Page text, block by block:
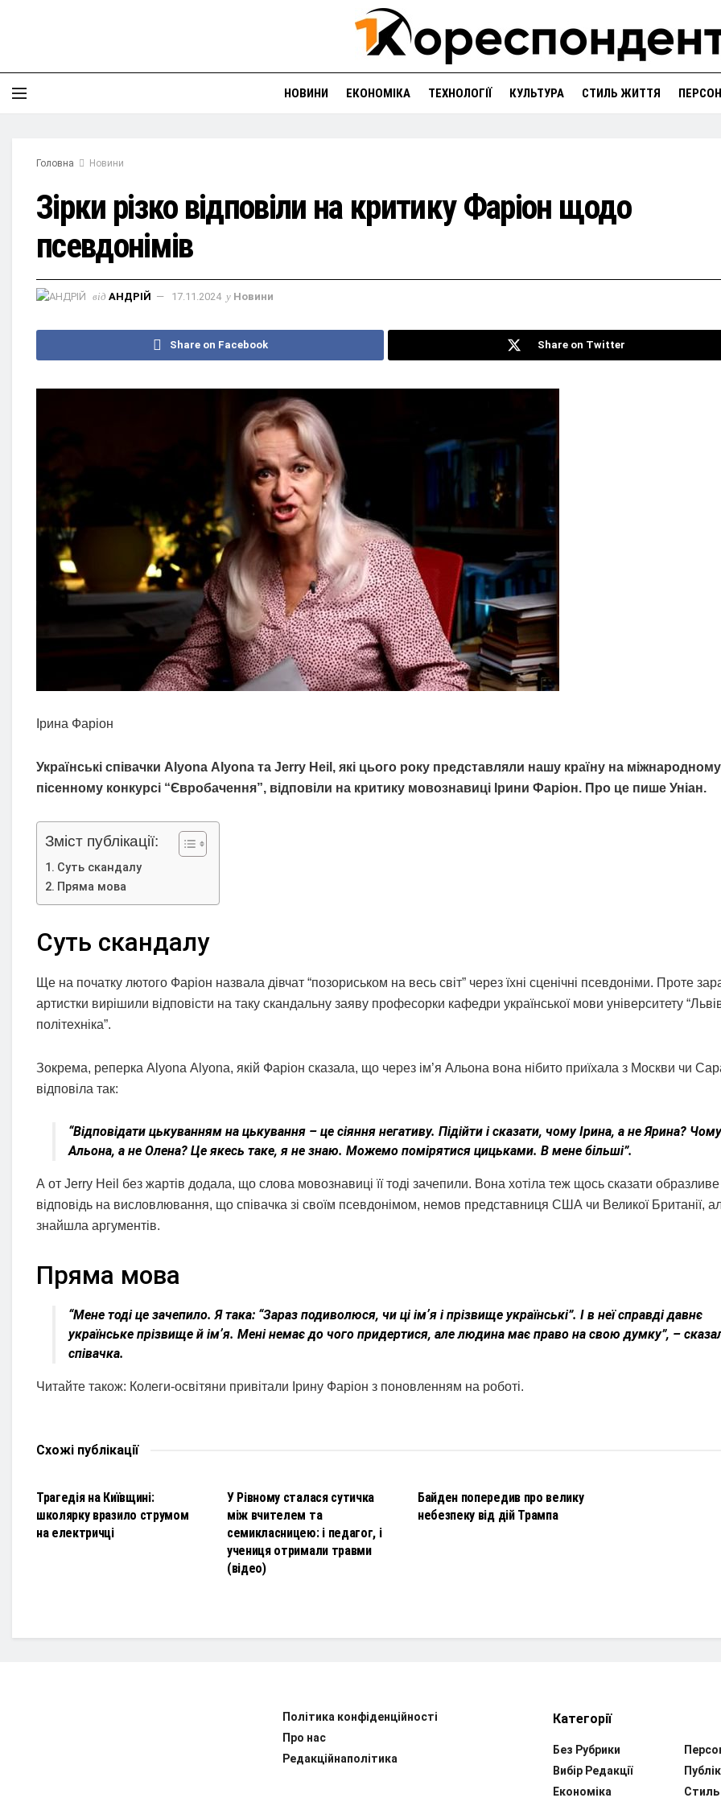
НОВИНИ ЕКОНОМІКА ТЕХНОЛОГІЇ КУЛЬТУРА СТИЛЬ ЖИТТЯ
Головна Новини
Зірки різко відповіли на критику Фаріон щодо
псевдонімів
від АНДРІЙ 17.11.2024 у Новини
Share on Facebook Share on Twitter
Ірина Фаріон
Українські співачки Аlyona Аlyona та Jerry Heil, які цього року представляли нашу країну на міжнародному
пісенному конкурсі “Євробачення”, відповіли на критику мовознавиці Ірини Фаріон. Про це пише Уніан.
Зміст публікації:
Суть скандалу
Пряма мова
Суть скандалу
Ще на початку лютого Фаріон назвала дівчат “позориськом на весь світ” через їхні сценічні псевдоніми. Проте
артистки вирішили відповісти на таку скандальну заяву професорки кафедри української мови університету
політехніка”.
Зокрема, реперка Аlyona Аlyona, якій Фаріон сказала, що через ім’я Альона вона нібито приїхала з Москви чи
відповіла так:
“Відповідати цькуванням на цькування – це сіяння негативу. Підійти і сказати, чому Ірина, а не Ярина?
Альона, а не Олена? Це якесь таке, я не знаю. Можемо помірятися цицьками. В мене більші”.
А от Jerry Heil без жартів додала, що слова мовознавиці її тоді зачепили. Вона хотіла теж щось сказати
відповідь на висловлювання, що співачка зі своїм псевдонімом, немов представниця США чи Великої Британії,
знайшла аргументів.
Пряма мова
“Мене тоді це зачепило. Я така: “Зараз подиволюся, чи ці імʼя і прізвище українські”. І в неї справді давнє
українське прізвище й імʼя. Мені немає до чого придертися, але людина має право на свою думку”, –
співачка.
Читайте також: Колеги-освітяни привітали Ірину Фаріон з поновленням на роботі.
Схожі публікації
Трагедія на Київщині:
школярку вразило струмом
на електричці
У Рівному сталася сутичка
між вчителем та
семикласницею: і педагог, і
учениця отримали травми
(відео)
Байден попередив про велику
небезпеку від дій Трампа
Політика конфіденційності
Про нас
Редакційнаполітика
Категорії
Без Рубрики
Вибір Редакції
Економіка